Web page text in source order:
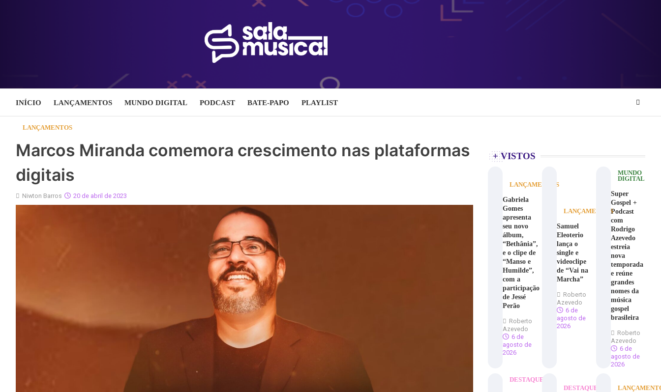
INÍCIO LANÇAMENTOS MUNDO DIGITAL PODCAST BATE-PAPO PLAYLIST
LANÇAMENTOS
Marcos Miranda comemora crescimento nas plataformas
digitais
Niwton Barros 20 de abril de 2023
+ VISTOS
LANÇAMENTOS
Gabriela
Gomes
apresenta
seu novo
álbum,
“Bethânia”,
e o clipe de
“Manso e
Humilde”,
com a
participação
de Jessé
Perão
Roberto
Azevedo
6 de
agosto de
2026
LANÇAMENTOS
Samuel
Eleoterio
lança o
single e
videoclipe
de “Vai na
Marcha”
Roberto
Azevedo
6 de
agosto de
2026
MUNDO
DIGITAL
Super
Gospel +
Podcast
com
Rodrigo
Azevedo
estreia
nova
temporada
e reúne
grandes
nomes da
música
gospel
brasileira
Roberto
Azevedo
6 de
agosto de
2026
DESTAQUE
DESTAQUE